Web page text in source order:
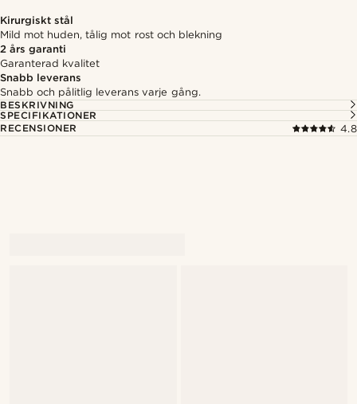
Kirurgiskt stål
Mild mot huden, tålig mot rost och blekning
2 års garanti
Garanterad kvalitet
Snabb leverans
Snabb och pålitlig leverans varje gång.
BESKRIVNING
SPECIFIKATIONER
RECENSIONER
4.8